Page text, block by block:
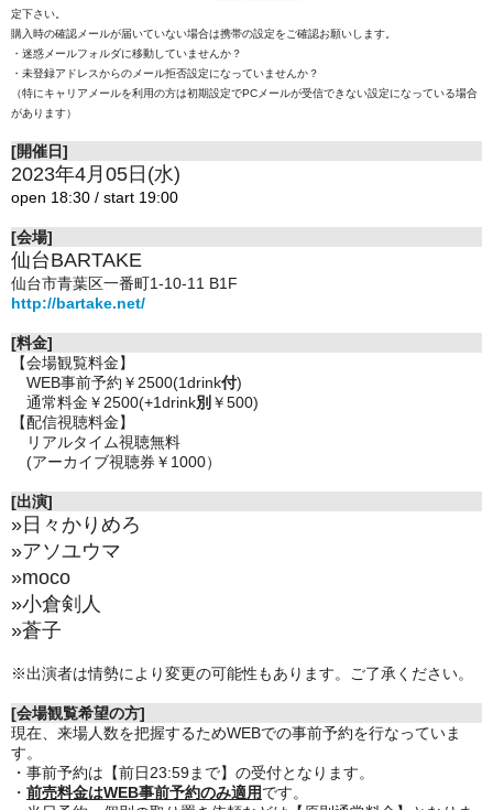
定下さい。
購入時の確認メールが届いていない場合は携帯の設定をご確認お願いします。
・迷惑メールフォルダに移動していませんか？
・未登録アドレスからのメール拒否設定になっていませんか？
（特にキャリアメールを利用の方は初期設定でPCメールが受信できない設定になっている場合
があります）
[開催日]
2023年4月05日(水)
open 18:30 / start 19:00
[会場]
仙台BARTAKE
仙台市青葉区一番町1-10-11 B1F
http://bartake.net/
[料金]
【会場観覧料金】
WEB事前予約￥2500(1drink付)
通常料金￥2500(+1drink別 ￥500)
【配信視聴料金】
リアルタイム視聴無料
(アーカイブ視聴券￥1000）
[出演]
»日々かりめろ
»アソユウマ
»moco
»小倉剣人
»蒼子
※出演者は情勢により変更の可能性もあります。ご了承ください。
[会場観覧希望の方]
現在、来場人数を把握するためWEBでの事前予約を行なっていま
す。
・事前予約は【前日23:59まで】の受付となります。
・ 前売料金はWEB事前予約のみ適用です。